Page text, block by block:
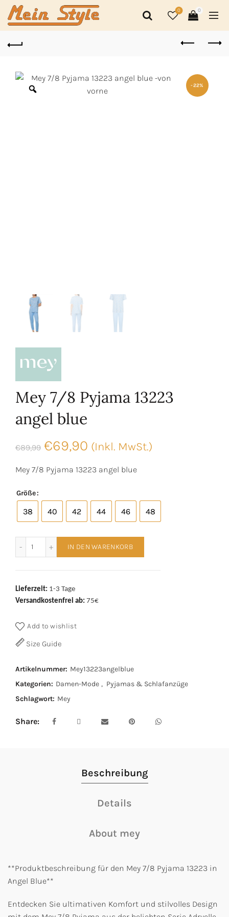
0 0
-22%
Mey 7/8 Pyjama 13223
angel blue
€89,99 Ursprünglicher
Preis
€89,99
€69,90 Aktueller
Preis
€69,90.
(Inkl. MwSt.)
Mey 7/8 Pyjama 13223 angel blue
Größe
38 40 42 44 46 48
IN DEN WARENKORB
Lieferzeit: 1-3 Tage
Versandkostenfrei ab: 75€
Add to wishlist
Size Guide
Artikelnummer: Mey13223angelblue
Kategorien: Damen-Mode , Pyjamas & Schlafanzüge
Schlagwort: Mey
Share
Beschreibung
Details
About mey
**Produktbeschreibung für den Mey 7/8 Pyjama 13223 in
Angel Blue**
Entdecken Sie ultimativen Komfort und stilvolles Design